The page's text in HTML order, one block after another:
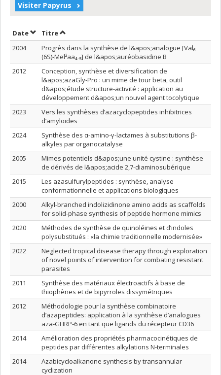
Visiter Papyrus
DateTrier par date en ordre croissant
TitreTrier par titre en ordre croissant
2004
Progrès dans la synthèse de l&apos;analogue [Val₆
(6S)-Mel²aa₄₋₅] de l&apos;auréobasidine B
2012
Conception, synthèse et diversification de
l&apos;azaGly-Pro : un mime de tour beta, outil
d&apos;étude structure-activité : application au
développement d&apos;un nouvel agent tocolytique
2023
Vers les synthèses d’azacyclopeptides inhibitrices
d’amyloïdes
2024
Synthèse des α-amino-γ-lactames à substitutions β-
alkyles par organocatalyse
2005
Mimes potentiels d&apos;une unité cystine : synthèse
de dérivés de l&apos;acide 2,7-diaminosubérique
2015
Les azasulfurylpeptides : synthèse, analyse
conformationnelle et applications biologiques
2000
Alkyl-branched indolizidinone amino acids as scaffolds
for solid-phase synthesis of peptide hormone mimics
2020
Méthodes de synthèse de quinoléines et d’indoles
polysubstitués : «la chimie traditionnelle modernisée»
2022
Neglected tropical disease therapy through exploration
of novel points of intervention for combating resistant
parasites
2011
Synthèse des matériaux électroactifs à base de
thiophènes et de bipyrroles dissymétriques
2012
Méthodologie pour la synthèse combinatoire
d’azapeptides: application à la synthèse d’analogues
aza-GHRP-6 en tant que ligands du récepteur CD36
2014
Amélioration des propriétés pharmacocinétiques de
peptides par différentes alkylations N-terminales
2014
Azabicycloalkanone synthesis by transannular
cyclization